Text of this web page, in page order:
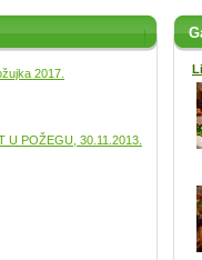
2017.
U POŽEGU, 30.11.2013.